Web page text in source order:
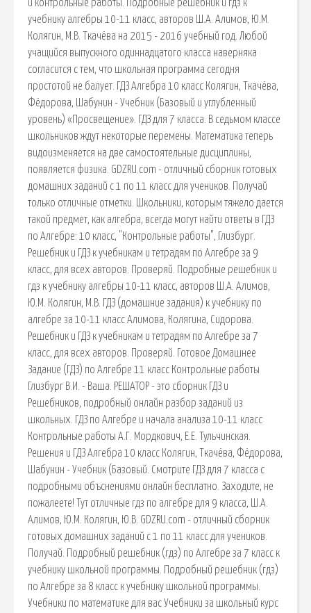
и контрольные работы. Подробные решебник и гдз к
учебнику алгебры 10-11 класс, авторов Ш.А. Алимов, Ю.М.
Колягин, М.В. Ткачёва на 2015 - 2016 учебный год. Любой
учащийся выпускного одиннадцатого класса наверняка
согласится с тем, что школьная программа сегодня
простотой не балует. ГДЗ Алгебра 10 класс Колягин, Ткачёва,
Фёдорова, Шабунин - Учебник (Базовый и углубленный
уровень) «Просвещение». ГДЗ для 7 класса. В седьмом классе
школьников ждут некоторые перемены. Математика теперь
видоизменяется на две самостоятельные дисциплины,
появляется физика. GDZRU.com - отличный сборник готовых
домашних заданий с 1 по 11 класс для учеников. Получай
только отличные отметки. Школьники, которым тяжело дается
такой предмет, как алгебра, всегда могут найти ответы в ГДЗ
по Алгебре: 10 класс, "Контрольные работы", Глизбург.
Решебник и ГДЗ к учебникам и тетрадям по Алгебре за 9
класс, для всех авторов. Проверяй. Подробные решебник и
гдз к учебнику алгебры 10-11 класс, авторов Ш.А. Алимов,
Ю.М. Колягин, М.В. ГДЗ (домашние задания) к учебнику по
алгебре за 10-11 класс Алимова, Колягина, Сидорова.
Решебник и ГДЗ к учебникам и тетрадям по Алгебре за 7
класс, для всех авторов. Проверяй. Готовое Домашнее
Задание (ГДЗ) по Алгебре 11 класс Контрольные работы
Глизбург В.И. - Ваша. РЕШАТОР - это сборник ГДЗ и
Решебников, подробный онлайн разбор заданий из
школьных. ГДЗ по Алгебре и начала анализа 10-11 класс
Контрольные работы А.Г. Мордкович, Е.Е. Тульчинская.
Решения и ГДЗ Алгебра 10 класс Колягин, Ткачёва, Фёдорова,
Шабунин - Учебник (Базовый. Смотрите ГДЗ для 7 класса с
подробными объснениями онлайн бесплатно. Заходите, не
пожалеете! Тут отличные гдз по алгебре для 9 класса, Ш.А.
Алимов, Ю.М. Колягин, Ю.В. GDZRU.com - отличный сборник
готовых домашних заданий с 1 по 11 класс для учеников.
Получай. Подробный решебник (гдз) по Алгебре за 7 класс к
учебнику школьной программы. Подробный решебник (гдз)
по Алгебре за 8 класс к учебнику школьной программы.
Учебники по математике для вас Учебники за школьный курс